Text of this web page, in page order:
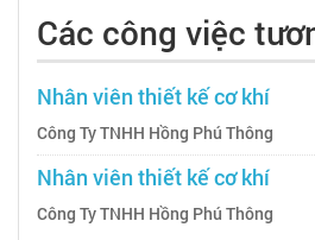
Các công việc
Nhân viên thiết kế cơ khí
Công Ty TNHH Hồng Phú Thông
Nhân viên thiết kế cơ khí
Công Ty TNHH Hồng Phú Thông